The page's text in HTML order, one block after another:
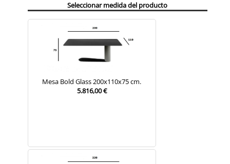
Seleccionar medida del producto
Mesa Bold Glass 200x110x75 cm.
5.816,00 €